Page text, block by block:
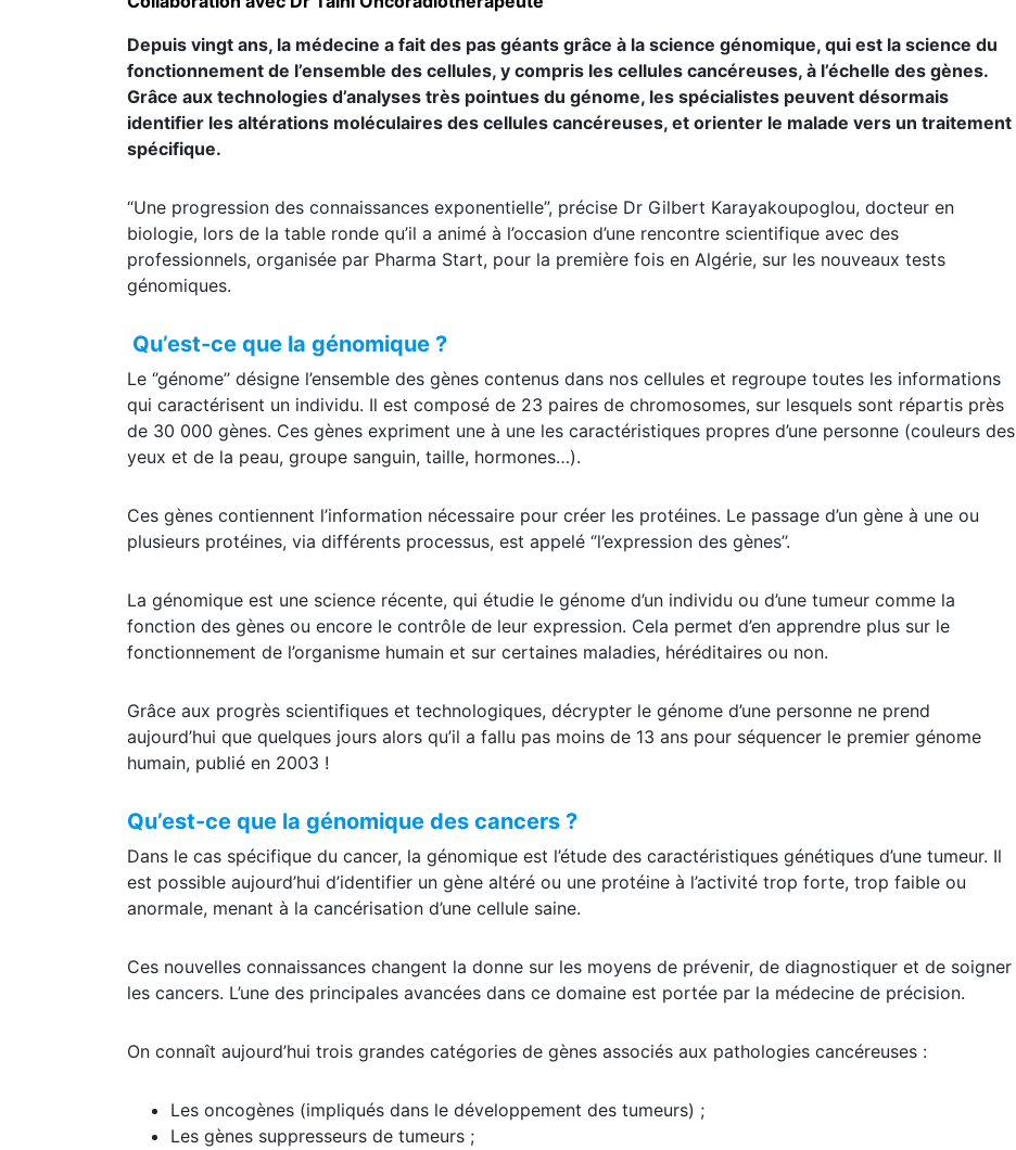
Depuis vingt ans, la médecine a fait des pas géants grâce à la science génomique, qui est la science du
fonctionnement de l’ensemble des cellules, y compris les cellules cancéreuses, à l’échelle des gènes.
Grâce aux technologies d’analyses très pointues du génome, les spécialistes peuvent désormais
identifier les altérations moléculaires des cellules cancéreuses, et orienter le malade vers un traitement
spécifique.
“Une progression des connaissances exponentielle”, précise Dr Gilbert Karayakoupoglou, docteur en
biologie, lors de la table ronde qu’il a animé à l’occasion d’une rencontre scientifique avec des
professionnels, organisée par Pharma Start, pour la première fois en Algérie, sur les nouveaux tests
génomiques.
Qu’est-ce que la génomique ?
Le ‘’génome’’ désigne l’ensemble des gènes contenus dans nos cellules et regroupe toutes les informations
qui caractérisent un individu. Il est composé de 23 paires de chromosomes, sur lesquels sont répartis près
de 30 000 gènes. Ces gènes expriment une à une les caractéristiques propres d’une personne (couleurs des
yeux et de la peau, groupe sanguin, taille, hormones…).
Ces gènes contiennent l’information nécessaire pour créer les protéines. Le passage d’un gène à une ou
plusieurs protéines, via différents processus, est appelé ‘’l’expression des gènes’’.
La génomique est une science récente, qui étudie le génome d’un individu ou d’une tumeur comme la
fonction des gènes ou encore le contrôle de leur expression. Cela permet d’en apprendre plus sur le
fonctionnement de l’organisme humain et sur certaines maladies, héréditaires ou non.
Grâce aux progrès scientifiques et technologiques, décrypter le génome d’une personne ne prend
aujourd’hui que quelques jours alors qu’il a fallu pas moins de 13 ans pour séquencer le premier génome
humain, publié en 2003 !
Qu’est-ce que la génomique des cancers ?
Dans le cas spécifique du cancer, la génomique est l’étude des caractéristiques génétiques d’une tumeur. Il
est possible aujourd’hui d’identifier un gène altéré ou une protéine à l’activité trop forte, trop faible ou
anormale, menant à la cancérisation d’une cellule saine.
Ces nouvelles connaissances changent la donne sur les moyens de prévenir, de diagnostiquer et de soigner
les cancers. L’une des principales avancées dans ce domaine est portée par la médecine de précision.
On connaît aujourd’hui trois grandes catégories de gènes associés aux pathologies cancéreuses :
Les oncogènes (impliqués dans le développement des tumeurs) ;
Les gènes suppresseurs de tumeurs ;